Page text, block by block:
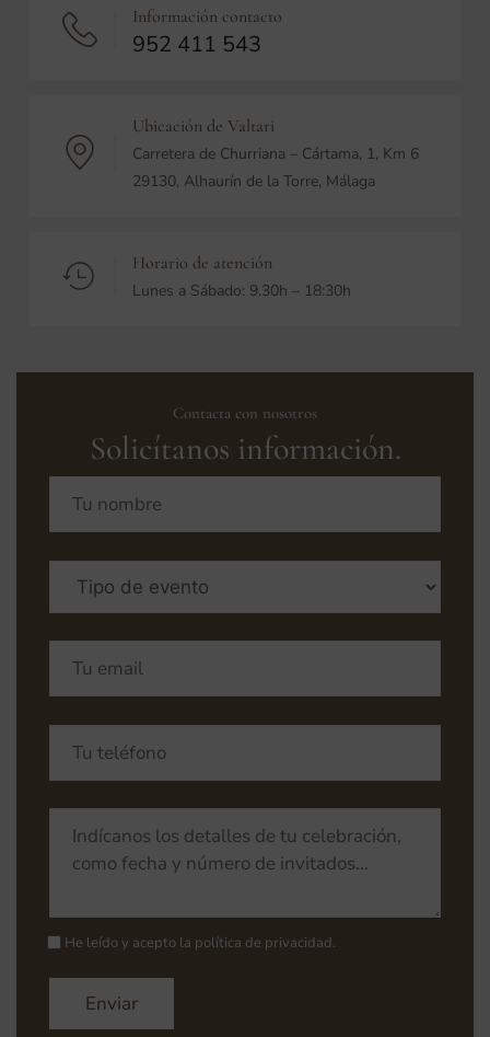
Contacta con nosotros
Solicítanos información.
He leído y acepto la política de privacidad.
Información contacto
952 411 543
Ubicación de Valtari
Carretera de Churriana – Cártama, 1, Km 6
29130, Alhaurín de la Torre, Málaga
Horario de atención
Lunes a Sábado: 9.30h – 18:30h